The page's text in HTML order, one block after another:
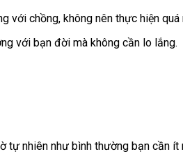
với chồng, không nên thực hiện quá
với bạn đời mà không cần lo lắng.
nhiên như bình thường bạn cần